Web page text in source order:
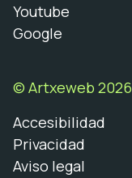
Youtube
Google
© Artxeweb 2026
Accesibilidad
Privacidad
Aviso legal